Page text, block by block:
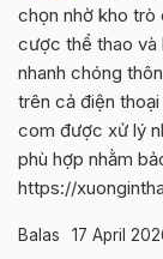
chọn nhờ kho trò
cược thể thao và
nhanh chóng
trên cả điện
com được xử lý
phù hợp nhằm
https://
Balas 17 April